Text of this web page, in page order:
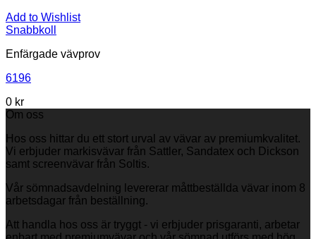
Add to Wishlist
Snabbkoll
Enfärgade vävprov
6196
0 kr
Om oss
Hos oss hittar du ett stort urval av vävar av premiumkvalitet.
Vi erbjuder markisvävar från Sattler, Sandatex och Dickson
samt screenvävar från Soltis.
Vår sömnadsavdelning levererar måttbeställda vävar inom 8
arbetsdagar från beställning.
Att handla hos oss är tryggt - vi erbjuder prisgaranti, arbetar